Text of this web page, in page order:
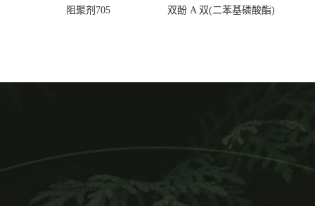
阻聚剂705 双酚 A 双(二苯基磷酸酯)